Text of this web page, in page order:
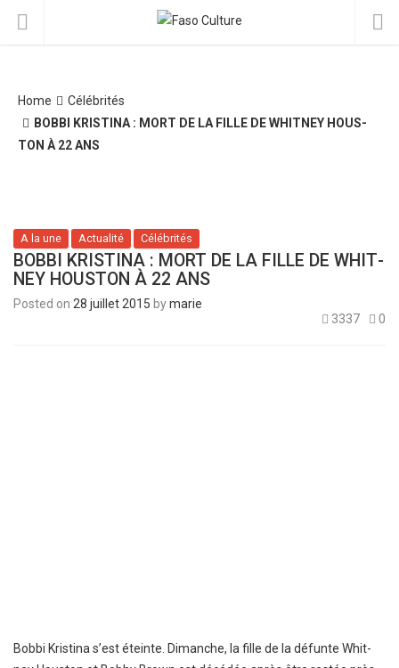
Home
Célébrités
BOBBI KRIS­TINA : MORT DE LA FILLE DE WHIT­NEY HOUS­
TON À 22 ANS
A la une Actualité Célébrités
BOBBI KRIS­TINA : MORT DE LA FILLE DE WHIT­
NEY HOUS­TON À 22 ANS
Posted on 28 juillet 2015 bymarie
3337
0
Bobbi Kris­tina s’est éteinte. Dimanche, la fille de la défunte Whit­